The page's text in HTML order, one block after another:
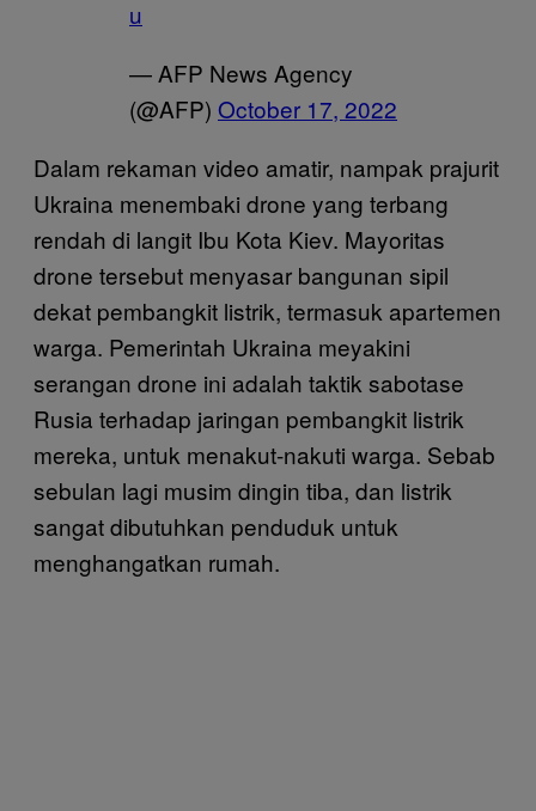
u
— AFP News Agency
(@AFP) October 17, 2022
Dalam rekaman video amatir, nampak prajurit
Ukraina menembaki drone yang terbang
rendah di langit Ibu Kota Kiev. Mayoritas
drone tersebut menyasar bangunan sipil
dekat pembangkit listrik, termasuk apartemen
warga. Pemerintah Ukraina meyakini
serangan drone ini adalah taktik sabotase
Rusia terhadap jaringan pembangkit listrik
mereka, untuk menakut-nakuti warga. Sebab
sebulan lagi musim dingin tiba, dan listrik
sangat dibutuhkan penduduk untuk
menghangatkan rumah.